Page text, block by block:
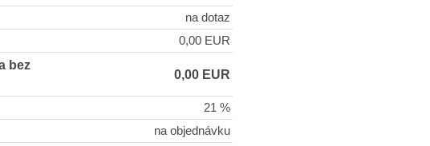
na dotaz
0,00 EUR
bez
0,00 EUR
21 %
na objednávku